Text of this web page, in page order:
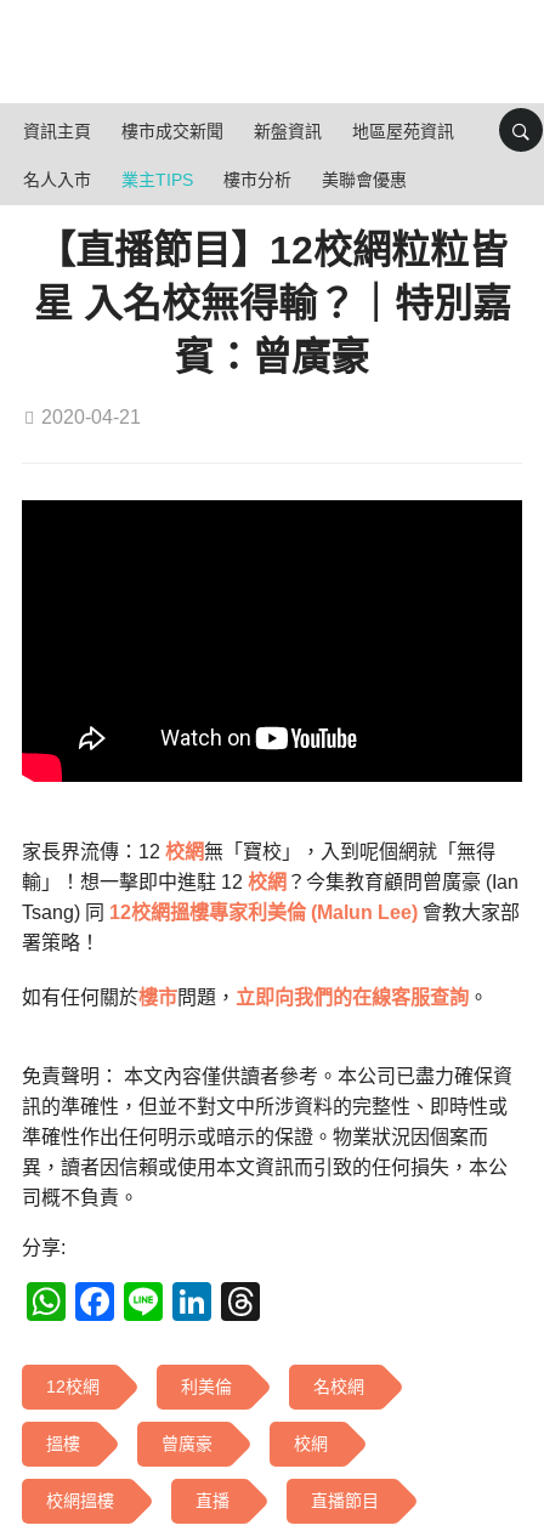
資訊主頁 樓市成交新聞 新盤資訊 地區屋苑資訊
名人入市 業主TIPS 樓市分析 美聯會優惠
【直播節目】12校網粒粒皆
星 入名校無得輸？｜特別嘉
賓：曾廣豪
2020-04-21
家長界流傳：12 校網無「寶校」，入到呢個網就「無得
輸」！想一擊即中進駐 12 校網 ？今集教育顧問曾廣豪 (Ian
Tsang) 同 12校網搵樓專家利美倫 (Malun Lee)會教大家部
署策略！
如有任何關於樓市問題， 立即向我們的在線客服查詢。
免責聲明： 本文內容僅供讀者參考。本公司已盡力確保資
訊的準確性，但並不對文中所涉資料的完整性、即時性或
準確性作出任何明示或暗示的保證。物業狀況因個案而
異，讀者因信賴或使用本文資訊而引致的任何損失，本公
司概不負責。
分享:
WhatsApp
Facebook
LineLinkedIn
12校網 利美倫 名校網
搵樓 曾廣豪 校網
校網搵樓 直播 直播節目